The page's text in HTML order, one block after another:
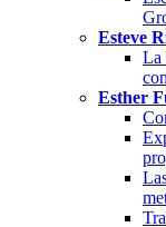
Esteve
La
Esther